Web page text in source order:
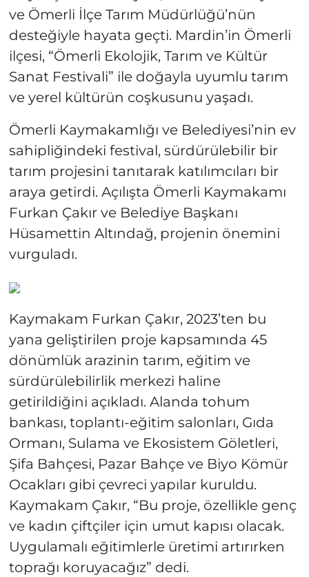
ve Ömerli İlçe Tarım Müdürlüğü’nün
desteğiyle hayata geçti. Mardin’in Ömerli
ilçesi, “Ömerli Ekolojik, Tarım ve Kültür
Sanat Festivali” ile doğayla uyumlu tarım
ve yerel kültürün coşkusunu yaşadı.
Ömerli Kaymakamlığı ve Belediyesi’nin ev
sahipliğindeki festival, sürdürülebilir bir
tarım projesini tanıtarak katılımcıları bir
araya getirdi. Açılışta Ömerli Kaymakamı
Furkan Çakır ve Belediye Başkanı
Hüsamettin Altındağ, projenin önemini
vurguladı.
Kaymakam Furkan Çakır, 2023’ten bu
yana geliştirilen proje kapsamında 45
dönümlük arazinin tarım, eğitim ve
sürdürülebilirlik merkezi haline
getirildiğini açıkladı. Alanda tohum
bankası, toplantı-eğitim salonları, Gıda
Ormanı, Sulama ve Ekosistem Göletleri,
Şifa Bahçesi, Pazar Bahçe ve Biyo Kömür
Ocakları gibi çevreci yapılar kuruldu.
Kaymakam Çakır, “Bu proje, özellikle genç
ve kadın çiftçiler için umut kapısı olacak.
Uygulamalı eğitimlerle üretimi artırırken
toprağı koruyacağız” dedi.